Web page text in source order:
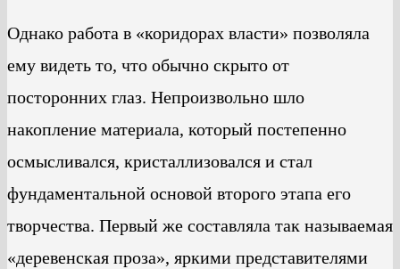
Однако работа в «коридорах власти» позволяла
ему видеть то, что обычно скрыто от
посторонних глаз. Непроизвольно шло
накопление материала, который постепенно
осмысливался, кристаллизовался и стал
фундаментальной основой второго этапа его
творчества. Первый же составляла так называемая
«деревенская проза», яркими представителями